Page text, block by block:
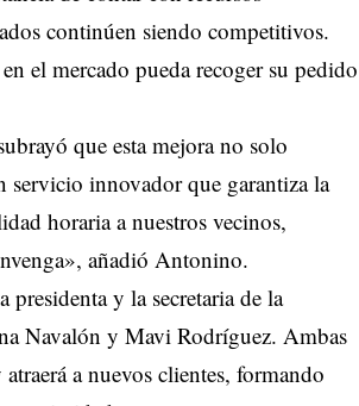
continúen siendo competitivos.
el mercado pueda recoger su pedido
que esta mejora no solo
innovador que garantiza la
horaria a nuestros vecinos,
añadió Antonino.
y la secretaria de la
Navalón y Mavi Rodríguez. Ambas
a nuevos clientes, formando